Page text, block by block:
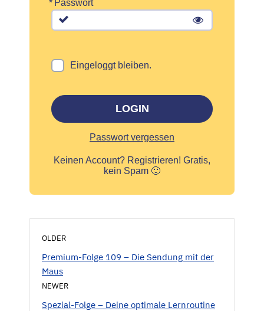
* Passwort
Eingeloggt bleiben.
LOGIN
Passwort vergessen
Keinen Account? Registrieren! Gratis,
kein Spam 🙂
OLDER
Premium-Folge 109 – Die Sendung mit der
Maus
NEWER
Spezial-Folge – Deine optimale Lernroutine